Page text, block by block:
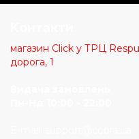
магазин Click у ТРЦ
дорога, 1